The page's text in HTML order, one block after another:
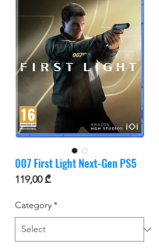
007 First Light Next-Gen PS5
119,00 ₾Price
Category*